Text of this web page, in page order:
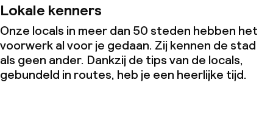
Lokale kenners
Onze locals in meer dan 50 steden hebben het
voorwerk al voor je gedaan. Zij kennen de stad
als geen ander. Dankzij de tips van de locals,
gebundeld in routes, heb je een heerlijke tijd.